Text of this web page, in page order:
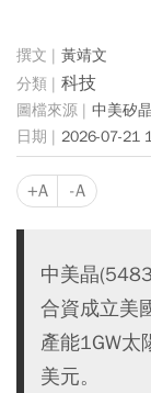
黃靖文
科技
中美矽
2026-07-21
+A -A
中美晶
合資成立美
產能1GW
美元。